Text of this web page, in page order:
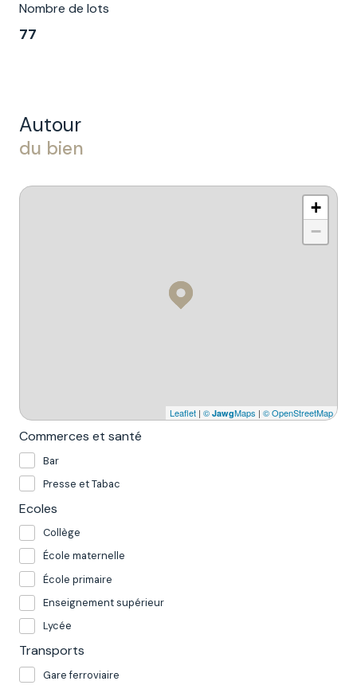
Nombre de lots
77
Autour
du bien
+
−
Leaflet | © JawgMaps | © OpenStreetMap
Commerces et santé
Bar
Presse et Tabac
Ecoles
Collège
École maternelle
École primaire
Enseignement supérieur
Lycée
Transports
Gare ferroviaire